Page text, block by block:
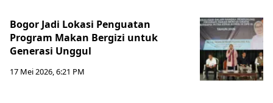
Bogor Jadi Lokasi Penguatan
Program Makan Bergizi untuk
Generasi Unggul
17 Mei 2026, 6:21 PM